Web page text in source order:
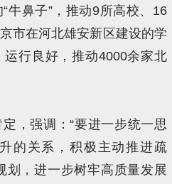
牛鼻子”，推动9所高校、16
市在河北雄安新区建设的学
行良好，推动4000余家北
，强调：“要进一步统一思
的关系，积极主动推进疏
划，进一步树牢高质量发展